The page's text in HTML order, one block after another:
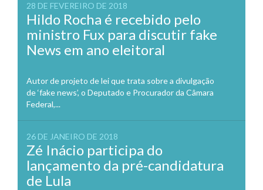
28 DE FEVEREIRO DE 2018
Hildo Rocha é recebido pelo
ministro Fux para discutir fake
News em ano eleitoral
Autor de projeto de lei que trata sobre a divulgação
de ‘fake news’, o Deputado e Procurador da Câmara
Federal,...
26 DE JANEIRO DE 2018
Zé Inácio participa do
lançamento da pré-candidatura
de Lula